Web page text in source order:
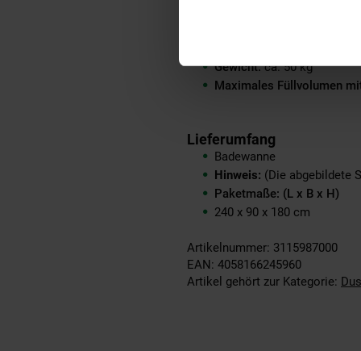
Gewicht:ca. 50 kg
Maximales Füllvolumen
Lieferumfang
Badewanne
Hinweis: (Die abgebildete
Paketmaße: (L x B x H)
240 x 90 x 180 cm
Artikelnummer: 3115987000
EAN: 4058166245960
Artikel gehört zur Kategorie: